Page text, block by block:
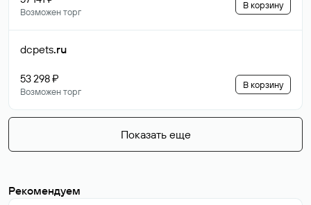
Возможен торг
В корзину
dcpets.ru
53 298 ₽
Возможен торг
В корзину
Показать еще
Рекомендуем